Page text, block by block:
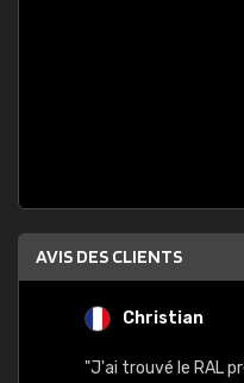
AVIS DES CLIENTS
Christian
"J'ai trouvé le RAL